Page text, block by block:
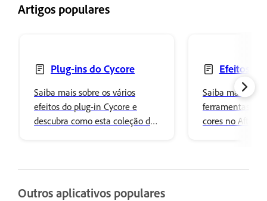
Artigos populares
Plug-ins do Cycore
Saiba mais sobre os vários
efeitos do plug-in Cycore e
descubra como esta coleção de
Efeitos
Saiba mais
ferramentas de
cores no After
Outros aplicativos populares